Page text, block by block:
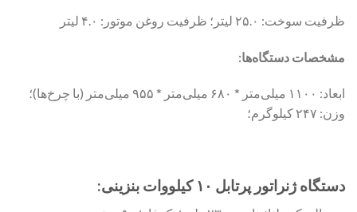
ظرفیت سوخت: ۲۵.۰ لیتر؛ ظرفیت روغن موتور: ۴.۰ لیتر
مشخصات دستگاه‌ها:
ابعاد: ۱۱۰۰ میلی‌متر * ۶۸۰ میلی‌متر * ۹۵۵ میلی‌متر (با چرخ‌ها)؛
وزن: ۲۴۷ کیلوگرم؛
دستگاه ژنراتور پرتابل ۱۰ کیلووات بنزینی: